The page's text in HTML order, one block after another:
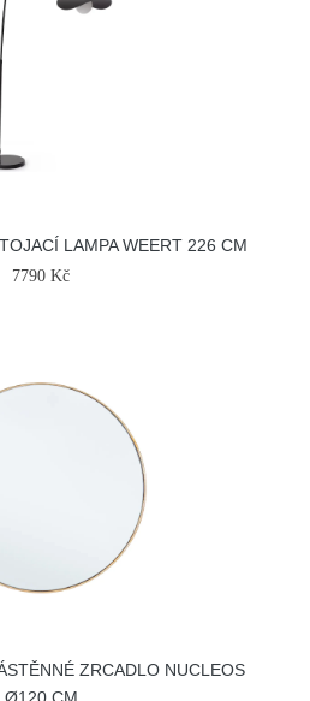
LAMPA WEERT 226 CM
7790 Kč
ZRCADLO NUCLEOS